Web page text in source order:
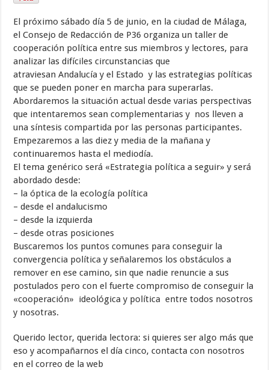
El próximo sábado día 5 de junio, en la ciudad de Málaga,
el Consejo de Redacción de P36 organiza un taller de
cooperación política entre sus miembros y lectores, para
analizar las difíciles circunstancias que
atraviesan Andalucía y el Estado y las estrategias políticas
que se pueden poner en marcha para superarlas.
Abordaremos la situación actual desde varias perspectivas
que intentaremos sean complementarias y nos lleven a
una síntesis compartida por las personas participantes.
Empezaremos a las diez y media de la mañana y
continuaremos hasta el mediodía.
El tema genérico será «Estrategia política a seguir» y será
abordado desde:
– la óptica de la ecología política
– desde el andalucismo
– desde la izquierda
– desde otras posiciones
Buscaremos los puntos comunes para conseguir la
convergencia política y señalaremos los obstáculos a
remover en ese camino, sin que nadie renuncie a sus
postulados pero con el fuerte compromiso de conseguir la
«cooperación» ideológica y política entre todos nosotros
y nosotras.
Querido lector, querida lectora: si quieres ser algo más que
eso y acompañarnos el día cinco, contacta con nosotros
en el correo de la web